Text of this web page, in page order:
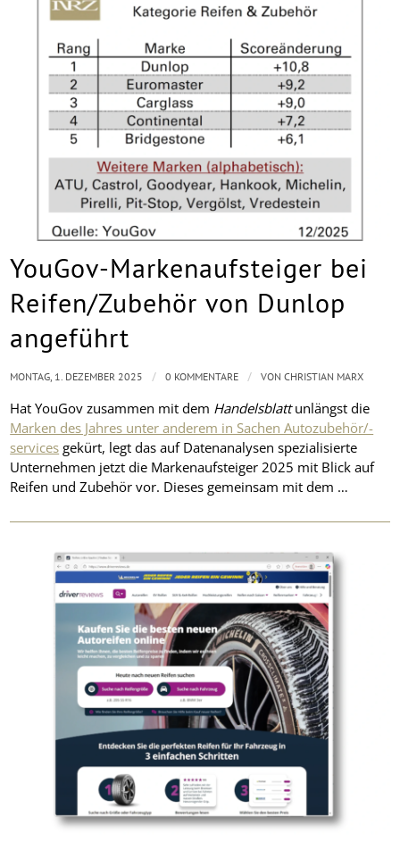
YouGov-Markenaufsteiger bei
Reifen/Zubehör von Dunlop
angeführt
Hat YouGov zusammen mit dem Handelsblattunlängst die
Marken des Jahres unter anderem in Sachen Autozubehör/-
services gekürt, legt das auf Datenanalysen spezialisierte
Unternehmen jetzt die Markenaufsteiger 2025 mit Blick auf
Reifen und Zubehör vor. Dieses gemeinsam mit dem …
MONTAG, 1. DEZEMBER 2025 / 0 KOMMENTARE / VONCHRISTIAN MARX